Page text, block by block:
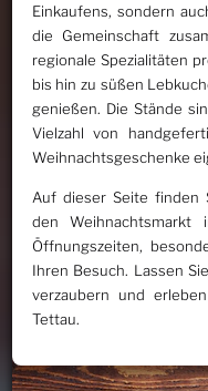
Einkaufens, sondern
die Gemeinschaft
regionale Spezialitäten
bis hin zu süßen
genießen. Die Stände
Vielzahl von
Weihnachtsgeschenke
Auf dieser Seite finden
den
Öffnungszeiten,
Ihren Besuch. Lassen
verzaubern und
Tettau.